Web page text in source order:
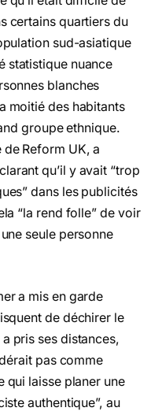
certains quartiers du
sud-asiatique
statistique nuance
blanches
moitié des habitants
groupe ethnique.
de Reform UK, a
qu’il y avait “trop
dans les publicités
“la rend folle” de voir
seule personne
a mis en garde
de déchirer le
pris ses distances,
pas comme
qui laisse planer une
authentique”, au